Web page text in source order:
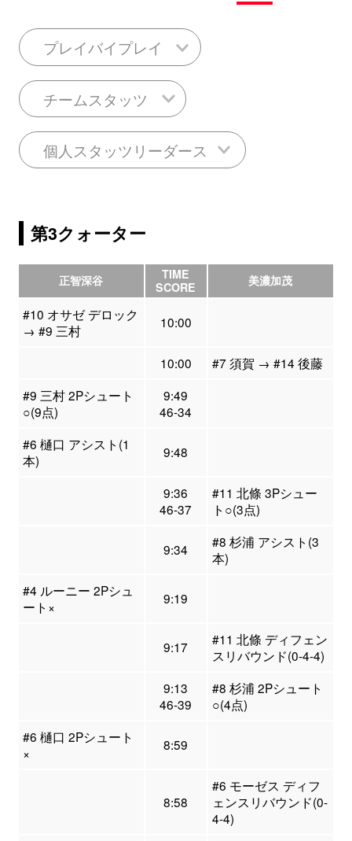
プレイバイプレイ
チームスタッツ
個人スタッツリーダース
第3クォーター
正智深谷
TIME
SCORE
美濃加茂
#10 オサゼ デロック
→ #9 三村
10:00
10:00
#7 須賀 → #14 後藤
#9 三村 2Pシュート
○(9点)
9:49
46-34
#6 樋口 アシスト(1
本)
9:48
9:36
46-37
#11 北條 3Pシュー
ト○(3点)
9:34
#8 杉浦 アシスト(3
本)
#4 ルーニー 2Pシュ
ート×
9:19
9:17
#11 北條 ディフェン
スリバウンド(0-4-4)
9:13
46-39
#8 杉浦 2Pシュート
○(4点)
#6 樋口 2Pシュート
×
8:59
8:58
#6 モーゼス ディフ
ェンスリバウンド(0-
4-4)